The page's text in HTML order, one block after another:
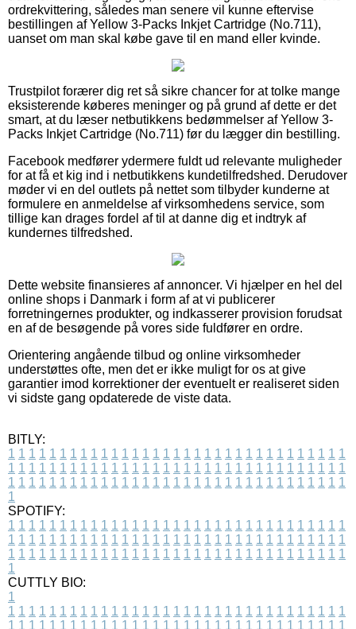
ordrekvittering, således man senere vil kunne eftervise
bestillingen af Yellow 3-Packs Inkjet Cartridge (No.711),
uanset om man skal købe gave til en mand eller kvinde.
Trustpilot forærer dig ret så sikre chancer for at tolke mange
eksisterende køberes meninger og på grund af dette er det
smart, at du læser netbutikkens bedømmelser af Yellow 3-
Packs Inkjet Cartridge (No.711) før du lægger din bestilling.
Facebook medfører ydermere fuldt ud relevante muligheder
for at få et kig ind i netbutikkens kundetilfredshed. Derudover
møder vi en del outlets på nettet som tilbyder kunderne at
formulere en anmeldelse af virksomhedens service, som
tillige kan drages fordel af til at danne dig et indtryk af
kundernes tilfredshed.
Dette website finansieres af annoncer. Vi hjælper en hel del
online shops i Danmark i form af at vi publicerer
forretningernes produkter, og indkasserer provision forudsat
en af de besøgende på vores side fuldfører en ordre.
Orientering angående tilbud og online virksomheder
understøttes ofte, men det er ikke muligt for os at give
garantier imod korrektioner der eventuelt er realiseret siden
vi sidste gang opdaterede de viste data.
BITLY:
1 1 1 1 1 1 1 1 1 1 1 1 1 1 1 1 1 1 1 1 1 1 1 1 1 1 1 1 1 1 1 1 1
1 1 1 1 1 1 1 1 1 1 1 1 1 1 1 1 1 1 1 1 1 1 1 1 1 1 1 1 1 1 1 1 1
1 1 1 1 1 1 1 1 1 1 1 1 1 1 1 1 1 1 1 1 1 1 1 1 1 1 1 1 1 1 1 1 1
1
SPOTIFY:
1 1 1 1 1 1 1 1 1 1 1 1 1 1 1 1 1 1 1 1 1 1 1 1 1 1 1 1 1 1 1 1 1
1 1 1 1 1 1 1 1 1 1 1 1 1 1 1 1 1 1 1 1 1 1 1 1 1 1 1 1 1 1 1 1 1
1 1 1 1 1 1 1 1 1 1 1 1 1 1 1 1 1 1 1 1 1 1 1 1 1 1 1 1 1 1 1 1 1
1
CUTTLY BIO:
1
1 1 1 1 1 1 1 1 1 1 1 1 1 1 1 1 1 1 1 1 1 1 1 1 1 1 1 1 1 1 1 1 1
1 1 1 1 1 1 1 1 1 1 1 1 1 1 1 1 1 1 1 1 1 1 1 1 1 1 1 1 1 1 1 1 1